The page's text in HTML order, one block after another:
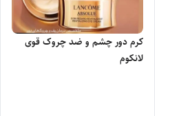
کرم دور چشم و ضد چروک قوی
لانکوم